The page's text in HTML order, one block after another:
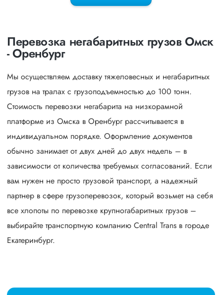
Перевозка негабаритных грузов Омск
- Оренбург
Мы осуществляем доставку тяжеловесных и негабаритных
грузов на тралах с грузоподъемностью до 100 тонн.
Стоимость перевозки негабарита на низкорамной
платформе из Омска в Оренбург рассчитывается в
индивидуальном порядке. Оформление документов
обычно занимает от двух дней до двух недель – в
зависимости от количества требуемых согласований. Если
вам нужен не просто грузовой транспорт, а надежный
партнер в сфере грузоперевозок, который возьмет на себя
все хлопоты по перевозке крупногабаритных грузов –
выбирайте транспортную компанию Central Trans в городе
Екатеринбург.